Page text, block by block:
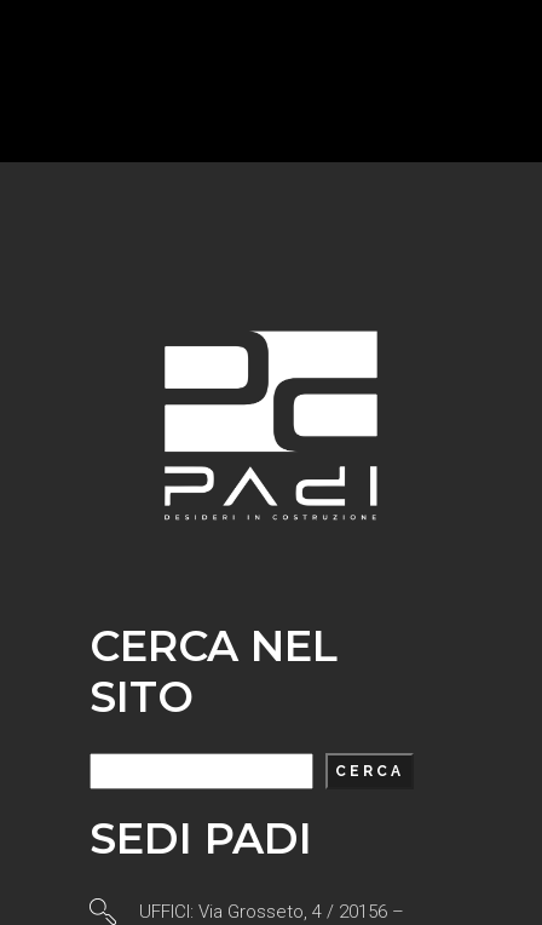
CERCA NEL
SITO
CERCA
SEDI PADI
UFFICI: Via Grosseto, 4 / 20156 –